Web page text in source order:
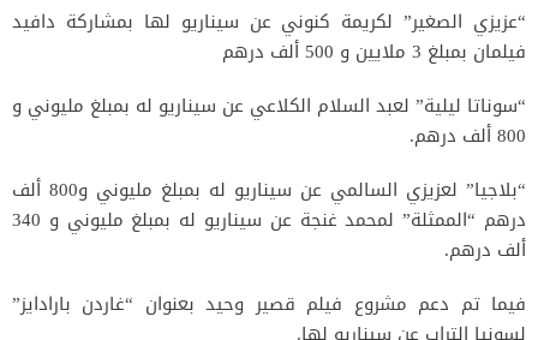
“عزيزي الصغير” لكريمة كنوني عن سيناريو لها بمشاركة دافيد
فيلمان بمبلغ 3 ملايين و 500 ألف درهم
“سوناتا ليلية” لعبد السلام الكلاعي عن سيناريو له بمبلغ مليوني و
800 ألف درهم.
“بلاجيا” لعزيزي السالمي عن سيناريو له بمبلغ مليوني و800 ألف
درهم “الممثلة” لمحمد غنجة عن سيناريو له بمبلغ مليوني و 340
ألف درهم.
فيما تم دعم مشروع فيلم قصير وحيد بعنوان “غاردن بارادايز”